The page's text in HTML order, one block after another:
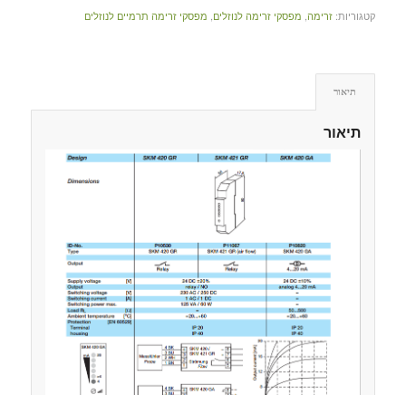
קטגוריות: זרימה, מפסקי זרימה לנוזלים מפסקי זרימה תרמיים לנוזלים
תיאור
תיאור